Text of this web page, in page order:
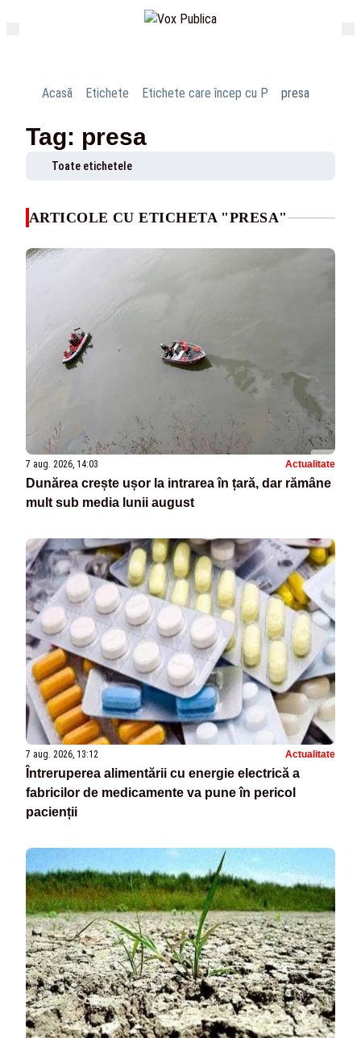
Acasă Etichete Etichete care încep cu P presa
Tag: presa
Toate etichetele
ARTICOLE CU ETICHETA "PRESA"
7 aug. 2026, 14:03 Actualitate
Dunărea crește ușor la intrarea în țară, dar rămâne
mult sub media lunii august
7 aug. 2026, 13:12 Actualitate
Întreruperea alimentării cu energie electrică a
fabricilor de medicamente va pune în pericol
pacienții